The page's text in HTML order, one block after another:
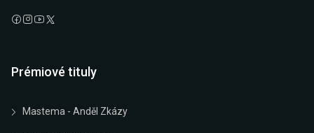
Prémiové tituly
Mastema - Anděl Zkázy